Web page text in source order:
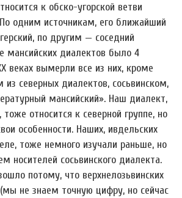
к обско-угорской ветви
одним источникам, его ближайший
по другим — соседний
мансийских диалектов было 4
веках вымерли все из них, кроме
из северных диалектов, сосьвинском,
мансийский». Наш диалект,
тоже относится к северной группе, но
особенности. Наших, ивдельских
тоже немного изучали раньше, но
носителей сосьвинского диалекта.
потому, что верхнелозьвинских
не знаем точную цифру, но сейчас